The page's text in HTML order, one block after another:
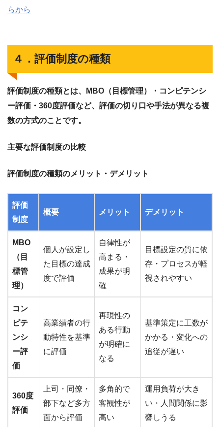
らから
４．評価制度の種類
評価制度の種類とは、MBO（目標管理）・コンピテンシ
ー評価・360度評価など、評価の切り口や手法が異なる複
数の方式のことです。
主要な評価制度の比較
評価制度の種類のメリット・デメリット
評価
制度
概要 メリット デメリット
MBO
（目
標管
理）
個人が設定し
た目標の達成
度で評価
自律性が
高まる・
成果が明
確
目標設定の質に依
存・プロセスが軽
視されやすい
コン
ピテ
ンシ
ー評
価
高業績者の行
動特性を基準
に評価
再現性の
ある行動
が明確に
なる
基準策定に工数が
かかる・変化への
追従が遅い
360度
評価
上司・同僚・
部下など多方
面から評価
多角的で
客観性が
高い
運用負荷が大き
い・人間関係に影
響しうる